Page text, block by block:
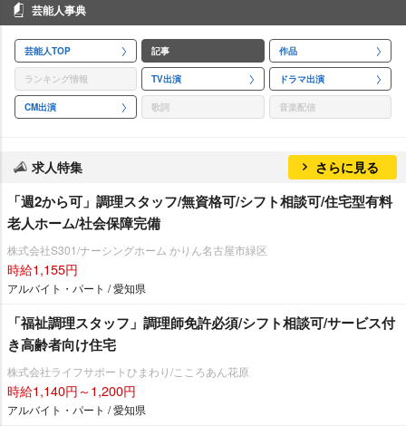
芸能人事典
芸能人TOP 記事 作品
ランキング情報 TV出演 ドラマ出演
CM出演 歌詞 音楽配信
求人特集 さらに見る
「週2から可」調理スタッフ/無資格可/シフト相談可/住宅型有料
老人ホーム/社会保障完備
株式会社S301/ナーシングホーム かりん名古屋市緑区
時給1,155円
アルバイト・パート / 愛知県
「福祉調理スタッフ」調理師免許必須/シフト相談可/サービス付
き高齢者向け住宅
株式会社ライフサポートひまわり/こころあん花原
時給1,140円～1,200円
アルバイト・パート / 愛知県